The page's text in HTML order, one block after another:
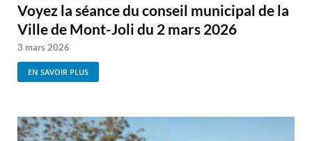
Voyez la séance du conseil municipal de la
Ville de Mont-Joli du 2 mars 2026
3 mars 2026
EN SAVOIR PLUS